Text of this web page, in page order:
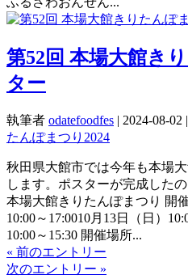
第52回 本場大館き
ター
執筆者 odatefoodfes | 2024-08-02 |
たんぽまつり2024
秋田県大館市では今年も本場
します。ポスターが完成した
本場大館きりたんぽまつり 開
10:00～17:0010月13日（日）
10:00～15:30 開催場所...
« 前のエントリー
次のエントリー »